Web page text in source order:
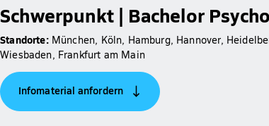
Schwerpunkt | Bachelor
Standorte:München, Köln, Hamburg, Hannover,
Wiesbaden, Frankfurt am Main
Infomaterial anfordern